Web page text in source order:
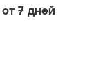
от 7 дней